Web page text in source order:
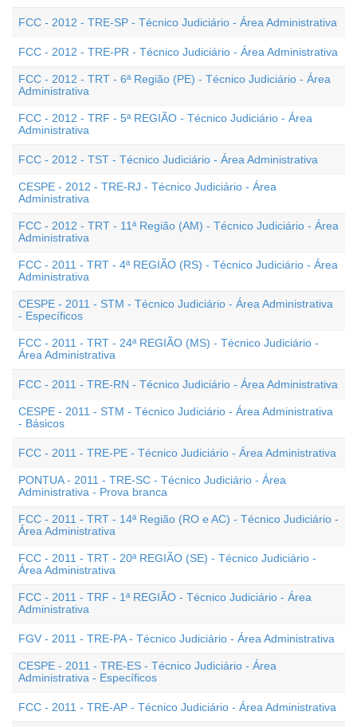
FCC - 2012 - TRE-SP - Técnico Judiciário - Área Administrativa
FCC - 2012 - TRE-PR - Técnico Judiciário - Área Administrativa
FCC - 2012 - TRT - 6ª Região (PE) - Técnico Judiciário - Área
Administrativa
FCC - 2012 - TRF - 5ª REGIÃO - Técnico Judiciário - Área
Administrativa
FCC - 2012 - TST - Técnico Judiciário - Área Administrativa
CESPE - 2012 - TRE-RJ - Técnico Judiciário - Área
Administrativa
FCC - 2012 - TRT - 11ª Região (AM) - Técnico Judiciário - Área
Administrativa
FCC - 2011 - TRT - 4ª REGIÃO (RS) - Técnico Judiciário - Área
Administrativa
CESPE - 2011 - STM - Técnico Judiciário - Área Administrativa
- Específicos
FCC - 2011 - TRT - 24ª REGIÃO (MS) - Técnico Judiciário -
Área Administrativa
FCC - 2011 - TRE-RN - Técnico Judiciário - Área Administrativa
CESPE - 2011 - STM - Técnico Judiciário - Área Administrativa
- Básicos
FCC - 2011 - TRE-PE - Técnico Judiciário - Área Administrativa
PONTUA - 2011 - TRE-SC - Técnico Judiciário - Área
Administrativa - Prova branca
FCC - 2011 - TRT - 14ª Região (RO e AC) - Técnico Judiciário -
Área Administrativa
FCC - 2011 - TRT - 20ª REGIÃO (SE) - Técnico Judiciário -
Área Administrativa
FCC - 2011 - TRF - 1ª REGIÃO - Técnico Judiciário - Área
Administrativa
FGV - 2011 - TRE-PA - Técnico Judiciário - Área Administrativa
CESPE - 2011 - TRE-ES - Técnico Judiciário - Área
Administrativa - Específicos
FCC - 2011 - TRE-AP - Técnico Judiciário - Área Administrativa